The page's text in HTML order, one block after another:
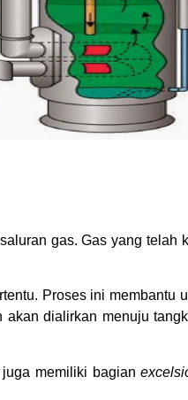
gas. Gas yang telah
Proses ini membantu
dialirkan menuju
juga memiliki bagian